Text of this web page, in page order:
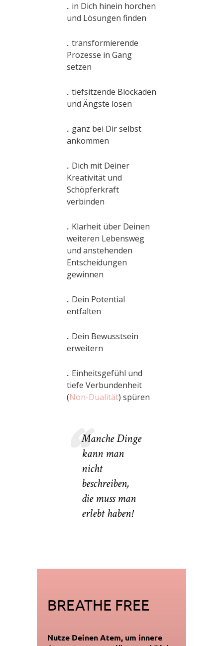
.. in Dich hinein horchen
und Lösungen finden
.. transformierende
Prozesse in Gang
setzen
.. tiefsitzende Blockaden
und Ängste lösen
.. ganz bei Dir selbst
ankommen
.. Dich mit Deiner
Kreativität und
Schöpferkraft
verbinden
.. Klarheit über Deinen
weiteren Lebensweg
und anstehenden
Entscheidungen
gewinnen
.. Dein Potential
entfalten
.. Dein Bewusstsein
erweitern
.. Einheitsgefühl und
tiefe Verbundenheit
(Non-Dualität) spüren
Manche Dinge
kann man
nicht
beschreiben,
die muss man
erlebt haben!
BREATHE FREE
Nutze Deinen Atem, um innere